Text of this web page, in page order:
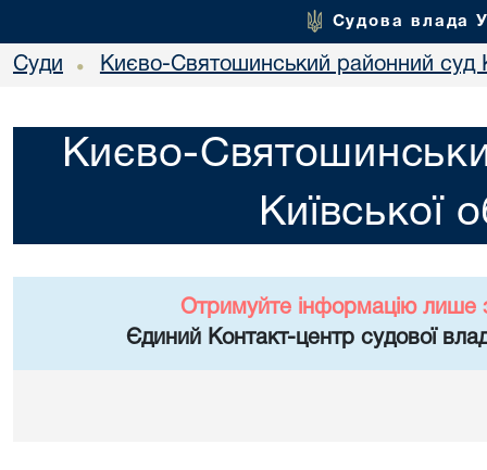
Судова влада
Суди • Києво-Святошинський районний суд
Києво-
Київської
Отримуйте інформацію лише
Єдиний Контакт-центр судової